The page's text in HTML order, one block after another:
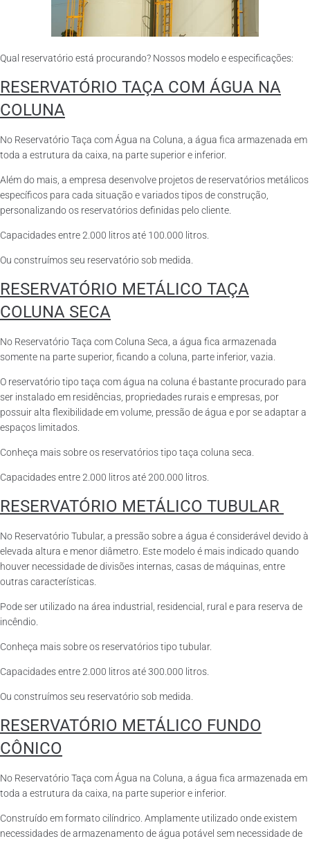
Qual reservatório está procurando? Nossos modelo e especificações:
RESERVATÓRIO TAÇA COM ÁGUA NA
COLUNA
No Reservatório Taça com Água na Coluna, a água fica armazenada em
toda a estrutura da caixa, na parte superior e inferior.
Além do mais, a empresa desenvolve projetos de reservatórios metálicos
específicos para cada situação e variados tipos de construção,
personalizando os reservatórios definidas pelo cliente.
Capacidades entre 2.000 litros até 100.000 litros.
Ou construímos seu reservatório sob medida.
RESERVATÓRIO METÁLICO TAÇA
COLUNA SECA
No Reservatório Taça com Coluna Seca, a água fica armazenada
somente na parte superior, ficando a coluna, parte inferior, vazia.
O reservatório tipo taça com água na coluna é bastante procurado para
ser instalado em residências, propriedades rurais e empresas, por
possuir alta flexibilidade em volume, pressão de água e por se adaptar a
espaços limitados.
Conheça mais sobre os reservatórios tipo taça coluna seca.
Capacidades entre 2.000 litros até 200.000 litros.
RESERVATÓRIO METÁLICO TUBULAR
No Reservatório Tubular, a pressão sobre a água é considerável devido à
elevada altura e menor diâmetro. Este modelo é mais indicado quando
houver necessidade de divisões internas, casas de máquinas, entre
outras características.
Pode ser utilizado na área industrial, residencial, rural e para reserva de
incêndio.
Conheça mais sobre os reservatórios tipo tubular.
Capacidades entre 2.000 litros até 300.000 litros.
Ou construímos seu reservatório sob medida.
RESERVATÓRIO METÁLICO FUNDO
CÔNICO
No Reservatório Taça com Água na Coluna, a água fica armazenada em
toda a estrutura da caixa, na parte superior e inferior.
Construído em formato cilíndrico. Amplamente utilizado onde existem
necessidades de armazenamento de água potável sem necessidade de